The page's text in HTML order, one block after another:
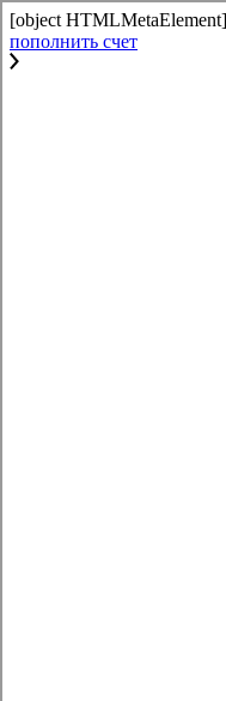
[object HTMLMetaElement]
пополнить счет